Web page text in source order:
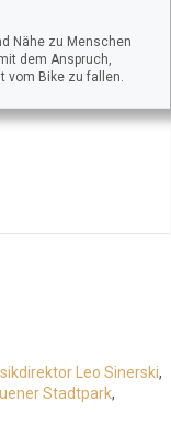
Nähe zu Menschen
dem Anspruch,
vom Bike zu fallen.
Leo Sinerski,
Stadtpark,